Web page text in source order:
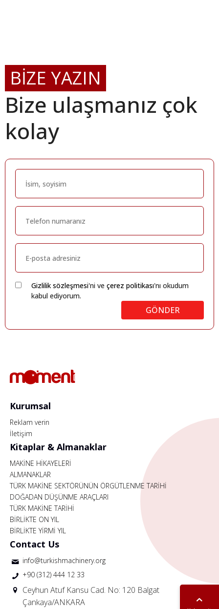
BİZE YAZIN
Bize ulaşmanız çok
kolay
Gizlilik sözleşmesi'ni ve çerez politikası'nı okudum
kabul ediyorum.
GÖNDER
Kurumsal
Reklam verin
İletişim
Kitaplar & Almanaklar
MAKİNE HİKAYELERİ
ALMANAKLAR
TÜRK MAKİNE SEKTÖRÜNÜN ÖRGÜTLENME TARİHİ
DOĞADAN DÜŞÜNME ARAÇLARI
TÜRK MAKİNE TARİHİ
BİRLİKTE ON YIL
BİRLİKTE YİRMİ YIL
Contact Us
info@turkishmachinery.org
+90 (312) 444 12 33
Ceyhun Atuf Kansu Cad. No: 120 Balgat
Çankaya/ANKARA